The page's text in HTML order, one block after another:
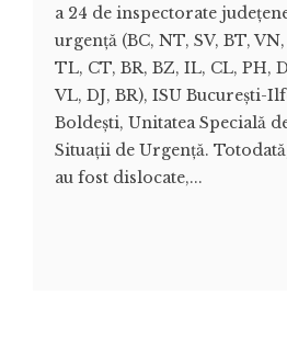
a 24 de inspectorate
urgență (BC, NT, SV, BT,
TL, CT, BR, BZ, IL, CL, PH,
VL, DJ, BR), ISU București-
Boldești, Unitatea Specială
Situații de Urgență.
au fost dislocate,...